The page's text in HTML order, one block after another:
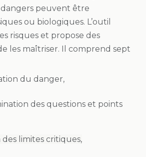
dangers peuvent être
ou biologiques. L’outil
risques et propose des
les maîtriser. Il comprend sept
du danger,
des questions et points
des limites critiques,